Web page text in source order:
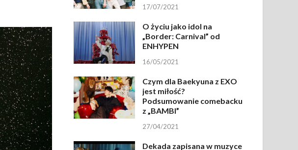
17/07/2021
O życiu jako idol na
„Border: Carnival” od
ENHYPEN
16/05/2021
Czym dla Baekyuna z EXO
jest miłość?
Podsumowanie comebacku
z „BAMBI”
27/04/2021
Dekada zapisana w muzyce